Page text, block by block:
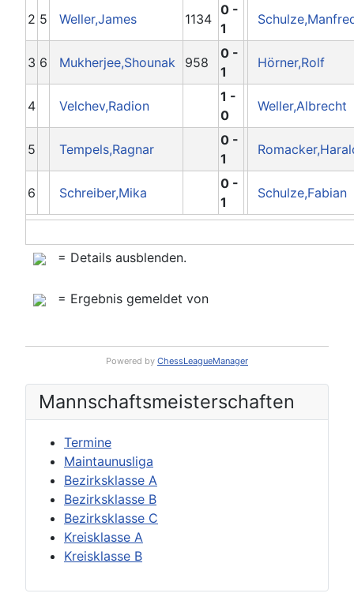
Mannschafts­meisterschaften
Termine
Maintaunusliga
Bezirksklasse A
Bezirksklasse B
Bezirksklasse C
Kreisklasse A
Kreisklasse B
2 5 Weller,James 1134
0 -
1
3 6 Mukherjee,Shounak 958
0 -
1
Hörner,Rolf
4 Velchev,Radion
1 -
0
Weller,Albrecht
5 Tempels,Ragnar
0 -
1
6 Schreiber,Mika
0 -
1
Schulze,Fabian
= Details ausblenden.
= Ergebnis gemeldet von
Powered by ChessLeagueManager